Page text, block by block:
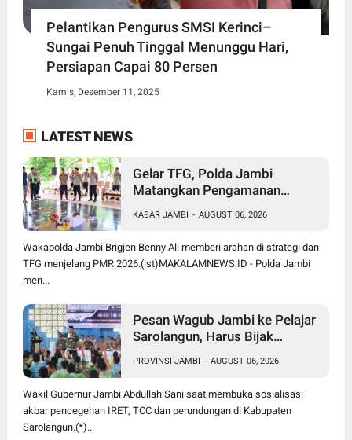
Pelantikan Pengurus SMSI Kerinci–
Sungai Penuh Tinggal Menunggu Hari,
Persiapan Capai 80 Persen
Kamis, Desember 11, 2025
LATEST NEWS
Gelar TFG, Polda Jambi
Matangkan Pengamanan
Libatkan 1.750 Personel
KABAR JAMBI - AUGUST 06, 2026
Wakapolda Jambi Brigjen Benny Ali memberi arahan di strategi dan
TFG menjelang PMR 2026.(ist)MAKALAMNEWS.ID - Polda Jambi
men...
Pesan Wagub Jambi ke Pelajar
Sarolangun, Harus Bijak
Radikalisme dan Perundungan
PROVINSI JAMBI - AUGUST 06, 2026
Wakil Gubernur Jambi Abdullah Sani saat membuka sosialisasi
akbar pencegehan IRET, TCC dan perundungan di Kabupaten
Sarolangun.(*)...